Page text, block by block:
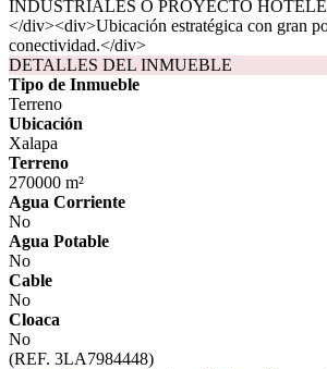
INDUSTRIALES O PROYECTO
</div><div>Ubicación estratégica con gran
conectividad.</div>
DETALLES DEL INMUEBLE
Tipo de Inmueble
Terreno
Ubicación
Xalapa
Terreno
270000 m²
Agua Corriente
No
Agua Potable
No
Cable
No
Cloaca
No
(REF. 3LA7984448)